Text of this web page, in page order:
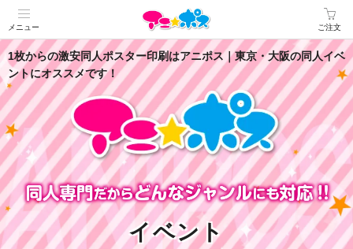
メニュー ご注文
1枚からの激安同人ポスター印刷はアニポス｜東京・大阪の同人イベ
ントにオススメです！
イベント